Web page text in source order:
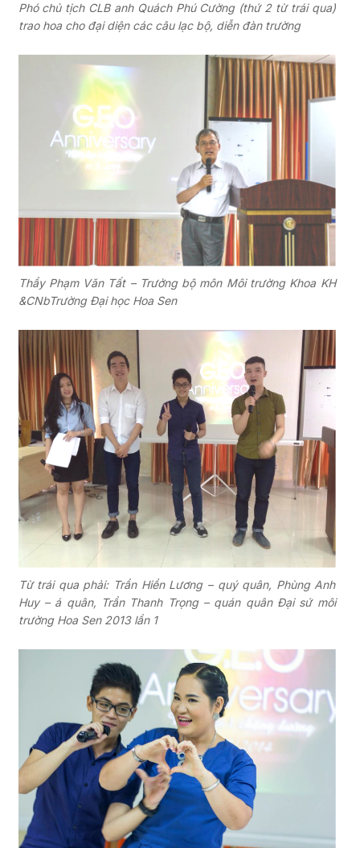
Phó chủ tịch CLB anh Quách Phú Cường (thứ 2 từ trái qua)
trao hoa cho đại diện các câu lạc bộ, diễn đàn trường
Thầy Phạm Văn Tất – Trưởng bộ môn Môi trường Khoa KH
&CNbTrường Đại học Hoa Sen
Từ trái qua phải: Trần Hiền Lương – quý quân, Phùng Anh
Huy – á quân, Trần Thanh Trọng – quán quân Đại sứ môi
trường Hoa Sen 2013 lần 1